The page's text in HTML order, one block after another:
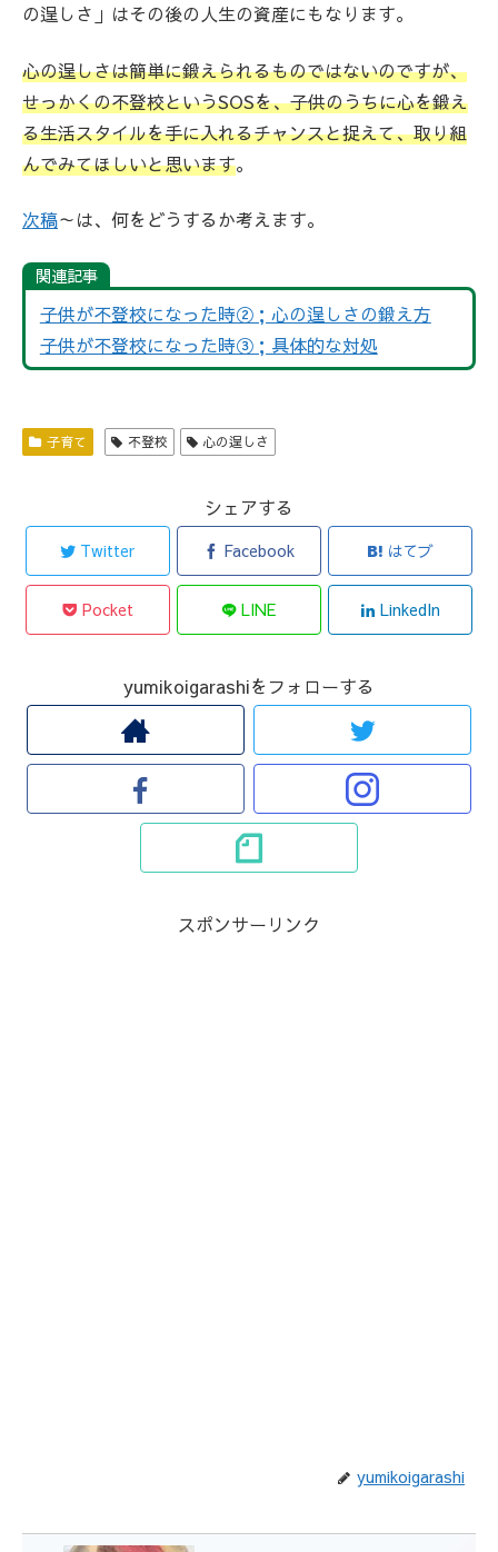
の逞しさ」はその後の人生の資産にもなります。
心の逞しさは簡単に鍛えられるものではないのですが、
せっかくの不登校というSOSを、子供のうちに心を鍛え
る生活スタイルを手に入れるチャンスと捉えて、取り組
んでみてほしいと思います。
次稿～は、何をどうするか考えます。
関連記事
子供が不登校になった時②；心の逞しさの鍛え方
子供が不登校になった時③；具体的な対処
子育て 不登校 心の逞しさ
シェアする
Twitter Facebook はてブ
Pocket LINE LinkedIn
yumikoigarashiをフォローする
スポンサーリンク
yumikoigarashi